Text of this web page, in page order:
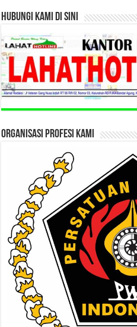
HUBUNGI KAMI DI SINI
ORGANISASI PROFESI KAMI